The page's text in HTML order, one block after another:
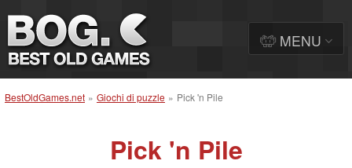
BestOldGames.net » Giochi di puzzle » Pick 'n Pile
Pick 'n Pile
MENU